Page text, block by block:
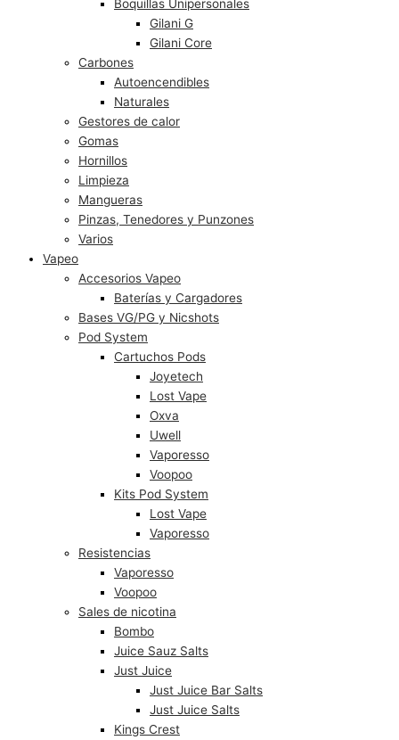
Boquillas Unipersonales
Gilani G
Gilani Core
Carbones
Autoencendibles
Naturales
Gestores de calor
Gomas
Hornillos
Limpieza
Mangueras
Pinzas, Tenedores y Punzones
Varios
Vapeo
Accesorios Vapeo
Baterías y Cargadores
Bases VG/PG y Nicshots
Pod System
Cartuchos Pods
Joyetech
Lost Vape
Oxva
Uwell
Vaporesso
Voopoo
Kits Pod System
Lost Vape
Vaporesso
Resistencias
Vaporesso
Voopoo
Sales de nicotina
Bombo
Juice Sauz Salts
Just Juice
Just Juice Bar Salts
Just Juice Salts
Kings Crest